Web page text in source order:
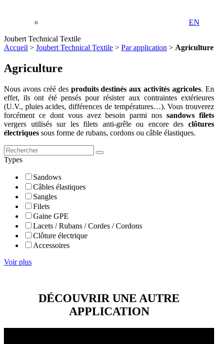
EN
Joubert Technical Textile
Accueil > Joubert Technical Textile > Par application > Agriculture
Agriculture
Nous avons créé des produits destinés aux activités agricoles. En
effet, ils ont été pensés pour résister aux contraintes extérieures
(U.V., pluies acides, différences de températures…). Vous trouverez
forcément ce dont vous avez besoin parmi nossandows filets
vergers utilisés sur les filets anti-grêle ou encore des clôtures
électriques sous forme de rubans, cordons ou câble élastiques.
Types
Sandows
Câbles élastiques
Sangles
Filets
Gaine GPE
Lacets / Rubans / Cordes / Cordons
Clôture électrique
Accessoires
Voir plus
DÉCOUVRIR UNE AUTRE
APPLICATION